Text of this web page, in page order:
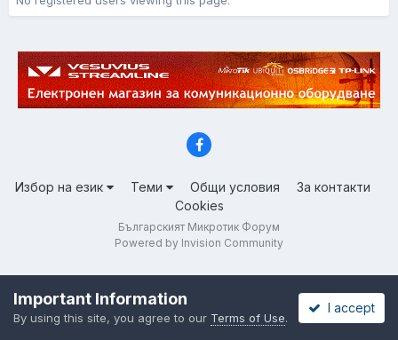
Избор на език Теми Общи условия
За контакти
Cookies
Българският Микротик Форум
Powered by Invision Community
Important Information
By using this site, you agree to our Terms of Use.
I accept